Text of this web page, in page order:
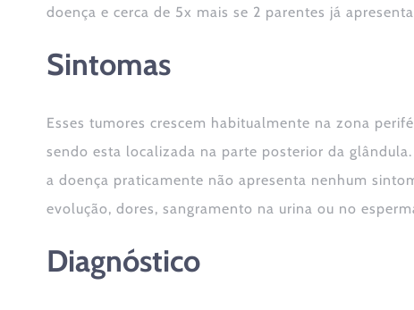
doença e cerca de 5x mais se 2 parentes já
Sintomas
Esses tumores crescem habitualmente na zona
sendo esta localizada na parte posterior da
a doença praticamente não apresenta nenhum
evolução, dores, sangramento na urina ou no
Diagnóstico